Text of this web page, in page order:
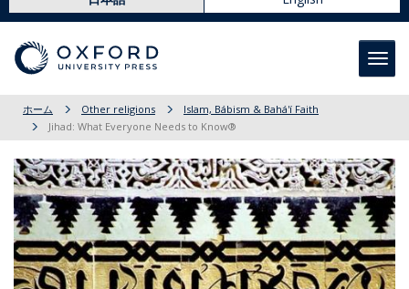
ホーム Other religions
Islam, Bábism & Bahá'í Faith
Jihad: What Everyone Needs to Know®